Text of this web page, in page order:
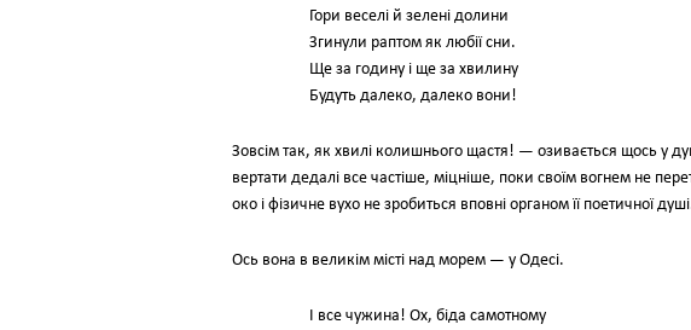
Гори веселі й зелені долини
Згинули раптом як любії сни.
Ще за годину і ще за хвилину
Будуть далеко, далеко вони!
Зовсім так, як хвилі колишнього щастя! — озивається щось у
вертати дедалі все частіше, міцніше, поки своїм вогнем не
око і фізичне вухо не зробиться вповні органом її поетичної
Ось вона в великім місті над морем — у Одесі.
І все чужина! Ох, біда самотному